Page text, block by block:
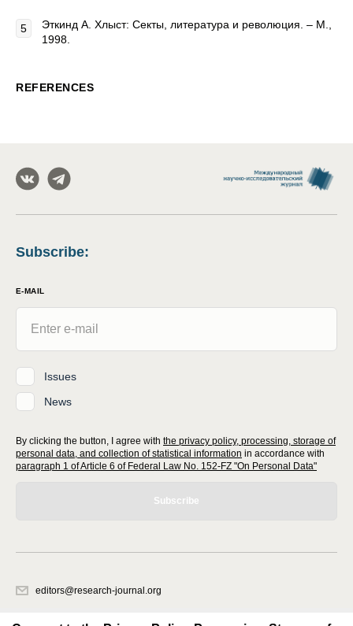
Эткинд А. Хлыст: Секты, литература и революция. – М.,
1998.
REFERENCES
Subscribe:
E-MAIL
Issues
News
By clicking the button, I agree with the privacy policy, processing, storage of
personal data, and collection of statistical information in accordance with
paragraph 1 of Article 6 of Federal Law No. 152-FZ "On Personal Data"
Subscribe
editors@research-journal.org